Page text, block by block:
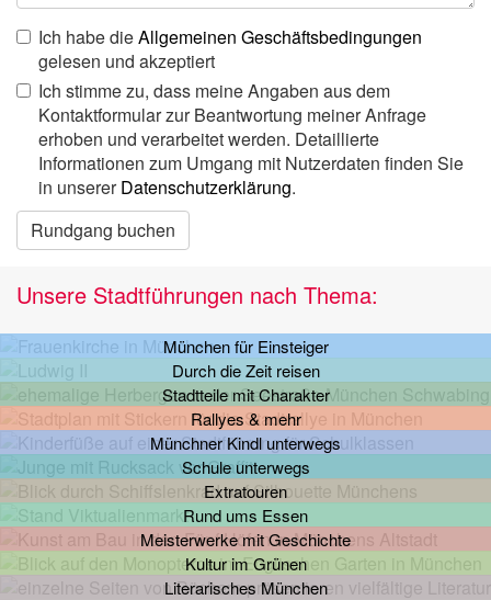
Ich habe dieAllgemeinen Geschäftsbedingungen
gelesen und akzeptiert
Ich stimme zu, dass meine Angaben aus dem
Kontaktformular zur Beantwortung meiner Anfrage
erhoben und verarbeitet werden. Detaillierte
Informationen zum Umgang mit Nutzerdaten finden Sie
in unsererDatenschutzerklärung.
Rundgang buchen
Unsere Stadtführungen nach Thema:
München für Einsteiger
Durch die Zeit reisen
Stadtteile mit Charakter
Rallyes & mehr
Münchner Kindl unterwegs
Schule unterwegs
Extratouren
Rund ums Essen
Meisterwerke mit Geschichte
Kultur im Grünen
Literarisches München